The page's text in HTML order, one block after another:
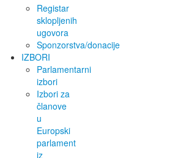
Registar
sklopljenih
ugovora
Sponzorstva/donacije
IZBORI
Parlamentarni
izbori
Izbori za
članove
u
Europski
parlament
iz